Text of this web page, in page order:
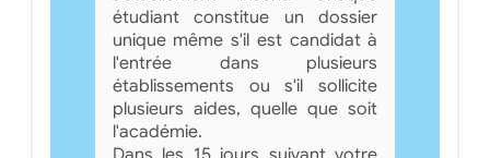
étudiant constitue un dossier
unique même s'il est candidat à
l'entrée dans plusieurs
établissements ou s'il sollicite
plusieurs aides, quelle que soit
l'académie.